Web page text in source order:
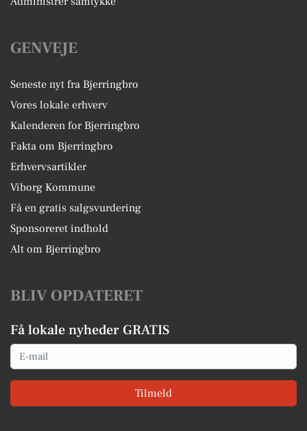
GENVEJE
Seneste nyt fra Bjerringbro
Vores lokale erhverv
Kalenderen for Bjerringbro
Fakta om Bjerringbro
Erhvervsartikler
Viborg Kommune
Få en gratis salgsvurdering
Sponsoreret indhold
Alt om Bjerringbro
BLIV OPDATERET
Få lokale nyheder GRATIS
Email
Tilmeld